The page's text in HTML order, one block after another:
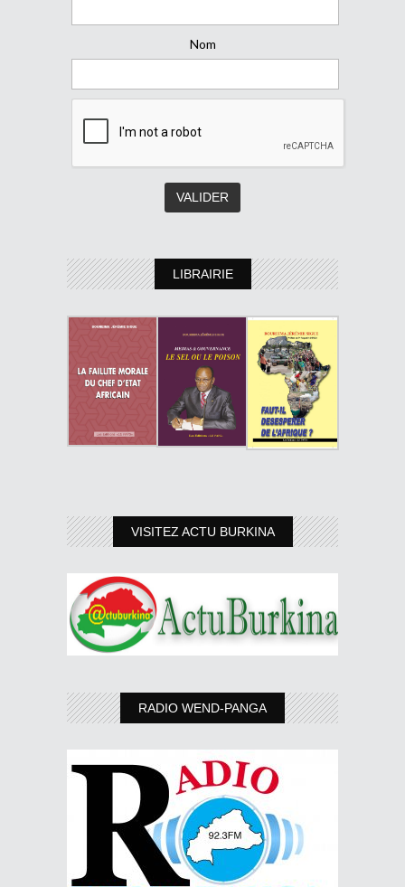
Nom
LIBRAIRIE
VISITEZ ACTU BURKINA
RADIO WEND-PANGA